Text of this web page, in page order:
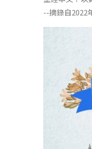
--摘錄自2022